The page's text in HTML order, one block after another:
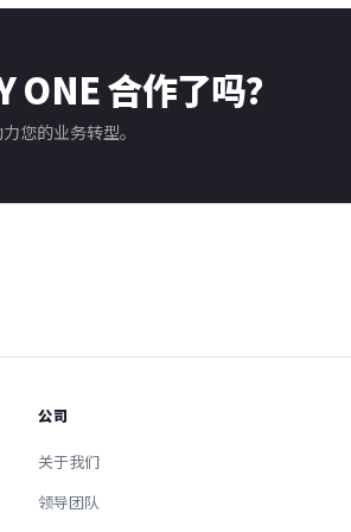
合作了吗？
您的业务转型。
公司
关于我们
领导团队